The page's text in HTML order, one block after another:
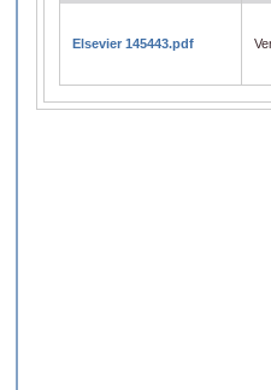
Elsevier 145443.pdf